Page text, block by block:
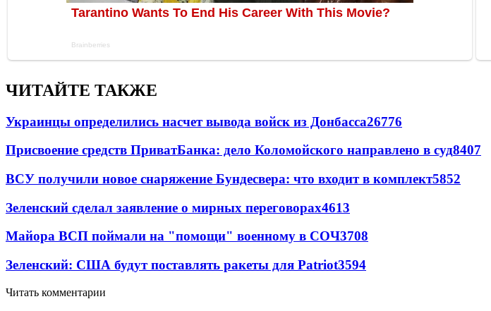
ЧИТАЙТЕ ТАКЖЕ
Украинцы определились насчет вывода войск из Донбасса26776
Присвоение средств ПриватБанка: дело Коломойского направлено в суд8407
ВСУ получили новое снаряжение Бундесвера: что входит в комплект5852
Зеленский сделал заявление о мирных переговорах4613
Майора ВСП поймали на "помощи" военному в СОЧ3708
Зеленский: США будут поставлять ракеты для Patriot3594
Читать комментарии